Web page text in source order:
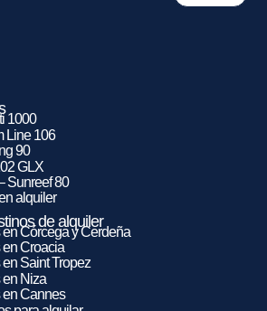
1000
Line 106
90
GLX
Sunreef 80
alquiler
de alquiler
Córcega y Cerdeña
en Croacia
Saint Tropez
en Niza
en Cannes